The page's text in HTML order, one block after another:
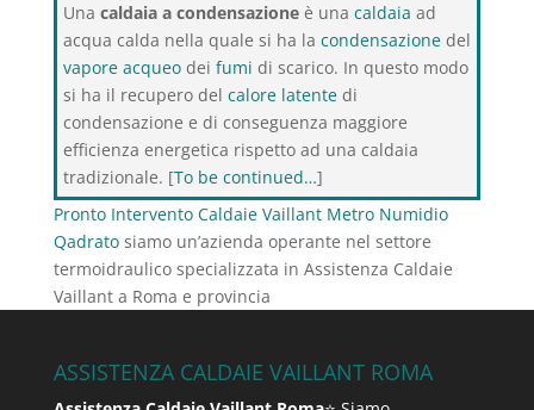
Una caldaia a condensazioneè una caldaia ad
acqua calda nella quale si ha la condensazionedel
vapore acqueodei fumi di scarico. In questo modo
si ha il recupero del calore latentedi
condensazione e di conseguenza maggiore
efficienza energetica rispetto ad una caldaia
tradizionale. [To be continued…]
Pronto Intervento Caldaie Vaillant Metro Numidio
Qadratosiamo un’azienda operante nel settore
termoidraulico specializzata in Assistenza Caldaie
Vaillant a Roma e provincia
ASSISTENZA CALDAIE VAILLANT ROMA